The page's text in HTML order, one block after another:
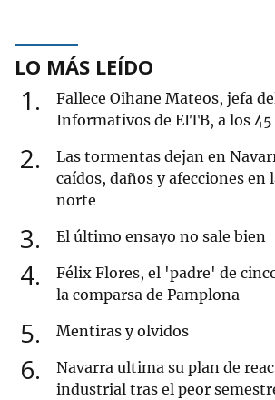
LO MÁS LEÍDO
1
Fallece Oihane Mateos, jefa
Informativos de EITB, a los 45
2
Las tormentas dejan en
caídos, daños y afecciones en
norte
3 El último ensayo no sale bien
4
Félix Flores, el 'padre' de
la comparsa de Pamplona
5 Mentiras y olvidos
6
Navarra ultima su plan de
industrial tras el peor